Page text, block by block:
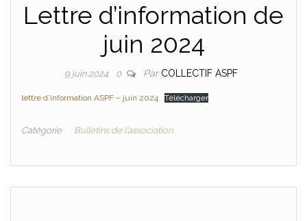
Lettre d’information de
juin 2024
9 juin 2024 0 Par COLLECTIF ASPF
lettre d’information ASPF – juin 2024 Télécharger
Catégorie Bulletins de l'association